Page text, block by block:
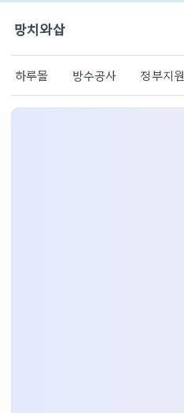
망치와삽
하루몰 방수공사 정부지원